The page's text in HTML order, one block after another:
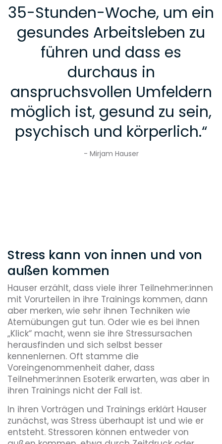
35-Stunden-Woche, um ein
gesundes Arbeitsleben zu
führen und dass es
durchaus in
anspruchsvollen Umfeldern
möglich ist, gesund zu sein,
psychisch und körperlich.“
- Mirjam Hauser
Stress kann von innen und von
außen kommen
Hauser erzählt, dass viele ihrer Teilnehmer:innen
mit Vorurteilen in ihre Trainings kommen, dann
aber merken, wie sehr ihnen Techniken wie
Atemübungen gut tun. Oder wie es bei ihnen
„Klick“ macht, wenn sie ihre Stressursachen
herausfinden und sich selbst besser
kennenlernen. Oft stamme die
Voreingenommenheit daher, dass
Teilnehmer:innen Esoterik erwarten, was aber in
ihren Trainings nicht der Fall ist.
In ihren Vorträgen und Trainings erklärt Hauser
zunächst, was Stress überhaupt ist und wie er
entsteht. Stressoren können entweder von